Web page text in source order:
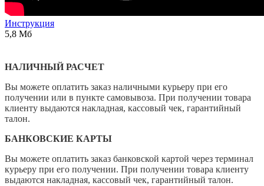
Инструкция
5,8 Мб
НАЛИЧНЫЙ РАСЧЕТ
Вы можете оплатить заказ наличными курьеру при его
получении или в пункте самовывоза. При получении товара
клиенту выдаются накладная, кассовый чек, гарантийный
талон.
БАНКОВСКИЕ КАРТЫ
Вы можете оплатить заказ банковской картой через терминал
курьеру при его получении. При получении товара клиенту
выдаются накладная, кассовый чек, гарантийный талон.